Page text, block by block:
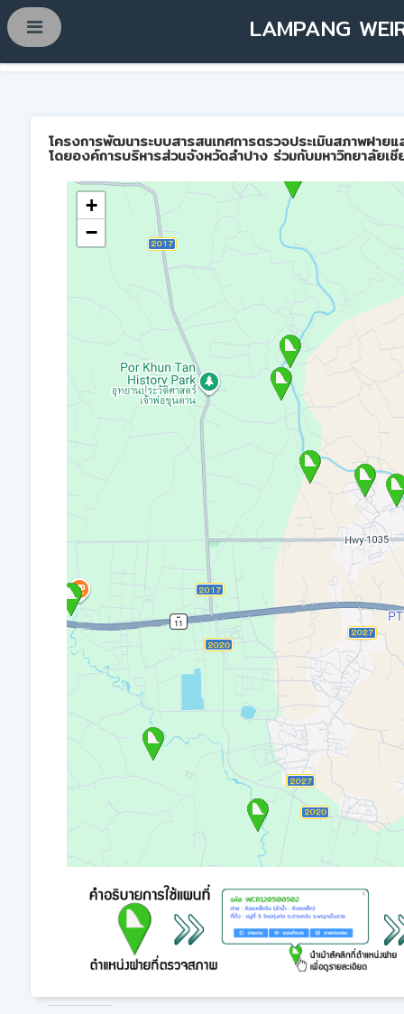
LAMPANG
โครงการพัฒนาระบบสารสนเทศการตรวจประเมินสภาพฝาย
โดยองค์การบริหารส่วนจังหวัดลำปาง ร่วมกับมหาวิทยาลัยเชี
+
−